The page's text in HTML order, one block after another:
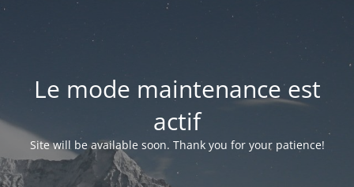
Le mode maintenance est
actif
Site will be available soon. Thank you for your patience!